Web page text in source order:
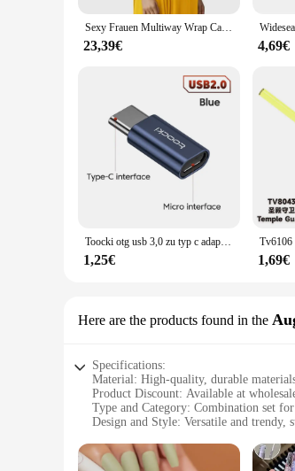
Sexy Frauen Multiway Wrap Cabrio Boho Maxi Club Rotes Kleid Verband Langes Kleid Party Brautjungfern Infinity Robe Longue Femme
23,39€ 4,69€
Toocki otg usb 3,0 zu typ c adapter micro to typ c männlich zu usb 2,0 weiblich konverter für macbook xiaomi samsung otg stecker
1,25€ 1,69€
Here are the products found in the
Specifications:
Material: High-quality, durable
Product Discount: Available at
Type and Category: Combination set
Design and Style: Versatile and trendy,
Performance and Property: Easy to